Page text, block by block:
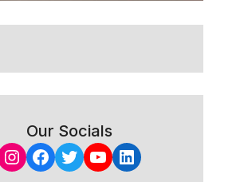
Our Socials
Instagram
Facebook
Twitter
YouTube
LinkedIn